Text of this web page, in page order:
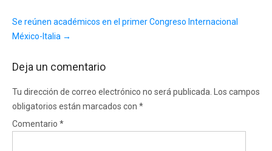
Se reúnen académicos en el primer Congreso Internacional
México-Italia →
Deja un comentario
Tu dirección de correo electrónico no será publicada.
Los campos
obligatorios están marcados con *
Comentario *